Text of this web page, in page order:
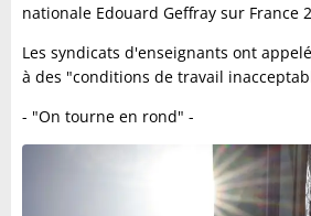
nationale Edouard Geffray sur France
Les syndicats d'enseignants ont
à des "conditions de travail
- "On tourne en rond" -